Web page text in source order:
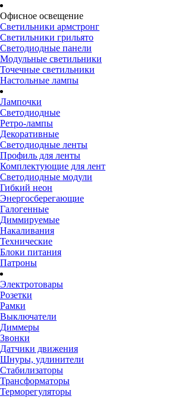
Офисное освещение
Светильники армстронг
Светильники грильято
Светодиодные панели
Модульные светильники
Точечные светильники
Настольные лампы
Лампочки
Светодиодные
Ретро-лампы
Декоративные
Светодиодные ленты
Профиль для ленты
Комплектующие для лент
Светодиодные модули
Гибкий неон
Энергосберегающие
Галогенные
Диммируемые
Накаливания
Технические
Блоки питания
Патроны
Электротовары
Розетки
Рамки
Выключатели
Диммеры
Звонки
Датчики движения
Шнуры, удлинители
Стабилизаторы
Трансформаторы
Терморегуляторы